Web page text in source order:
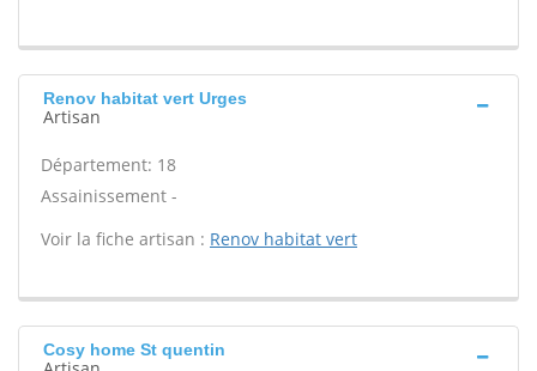
Renov habitat vert Urges
Artisan
Département: 18
Assainissement -
Voir la fiche artisan : Renov habitat vert
Cosy home St quentin